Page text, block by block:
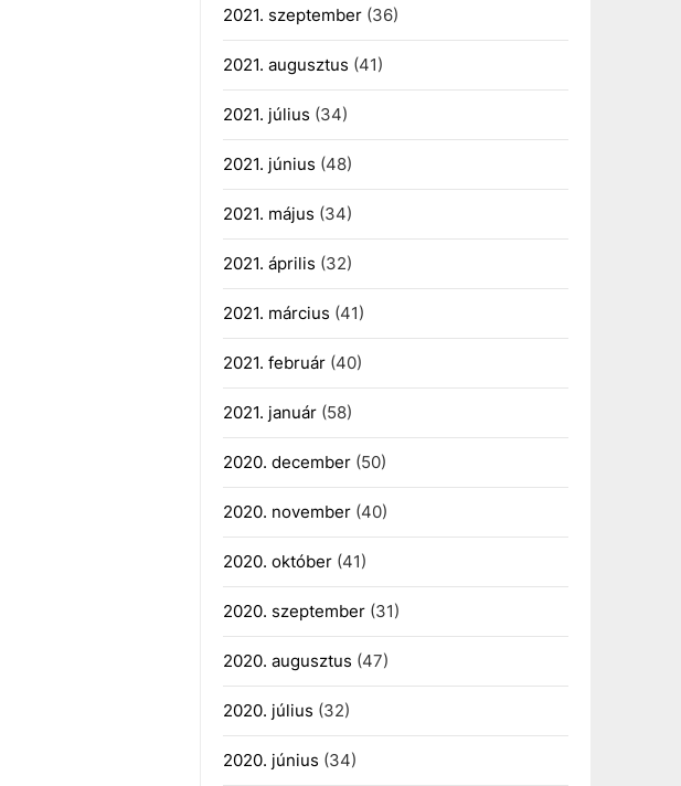
2021. szeptember(36)
2021. augusztus (41)
2021. július (34)
2021. június (48)
2021. május (34)
2021. április (32)
2021. március (41)
2021. február(40)
2021. január(58)
2020. december(50)
2020. november(40)
2020. október(41)
2020. szeptember(31)
2020. augusztus (47)
2020. július (32)
2020. június (34)